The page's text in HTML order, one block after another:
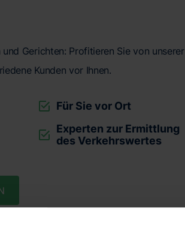
Gerichten: Profitieren Sie von unserer
Kunden vor Ihnen.
Für Sie vor Ort
Experten zur Ermittlung
des Verkehrswertes